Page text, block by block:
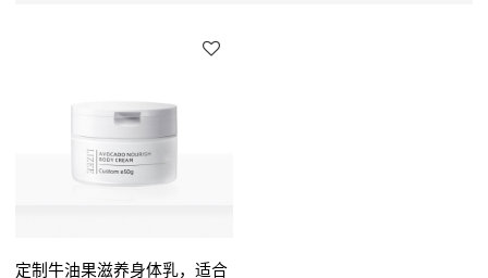
定制牛油果滋养身体乳，适合